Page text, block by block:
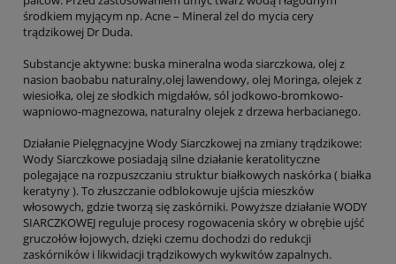
środkiem myjącym np. Acne – Mineral żel do mycia cery
trądzikowej Dr Duda.
Substancje aktywne: buska mineralna woda siarczkowa, olej z
nasion baobabu naturalny,olej lawendowy, olej Moringa, olejek z
wiesiołka, olej ze słodkich migdałów, sól jodkowo-bromkowo-
wapniowo-magnezowa, naturalny olejek z drzewa herbacianego.
Działanie Pielęgnacyjne Wody Siarczkowej na zmiany trądzikowe:
Wody Siarczkowe posiadają silne działanie keratolityczne
polegające na rozpuszczaniu struktur białkowych naskórka ( białka
keratyny ). To złuszczanie odblokowuje ujścia mieszków
włosowych, gdzie tworzą się zaskórniki. Powyższe działanie WODY
SIARCZKOWEJ reguluje procesy rogowacenia skóry w obrębie ujść
gruczołów łojowych, dzięki czemu dochodzi do redukcji
zaskórników i likwidacji trądzikowych wykwitów zapalnych.